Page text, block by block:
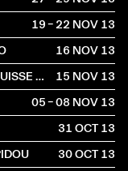
19 – 22 NOV2013
16 NOV2013
LA SCÈNE MUSICALE UNDERGROUND SUISSE 80'S
15 NOV2013
05 – 08 NOV2013
31 OCT2013
30 OCT2013